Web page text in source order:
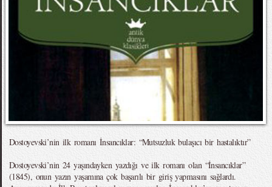
Dostoyevski’nin ilk romanı İnsancıklar: “Mutsuzluk bulaşıcı bir hastalıktır”
Dostoyevski’nin 24 yaşındayken yazdığı ve ilk romanı olan “İnsancıklar”
(1845), onun yazın yaşamına çok başarılı bir giriş yapmasını sağlardı.